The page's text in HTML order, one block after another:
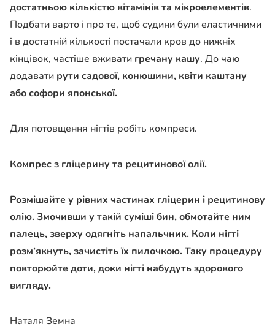
достатньою кількістю вітамінів та мікроелементів.
Подбати варто і про те, щоб судини були еластичними
і в достатній кількості постачали кров до нижніх
кінцівок, частіше вживати гречану кашу. До чаю
додавати рути садової, конюшини, квіти каштану
або софори японської.
Для потовщення нігтів робіть компреси.
Компрес з гліцерину та рецитинової олії.
Розмішайте у рівних частинах гліцерин і рецитинову
олію. Змочивши у такій суміші бин, обмотайте ним
палець, зверху одягніть напальчник. Коли нігті
розм’якнуть, зачистіть їх пилочкою. Таку процедуру
повторюйте доти, доки нігті набудуть здорового
вигляду.
Наталя Земна